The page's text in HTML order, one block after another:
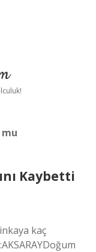
Kaybetti
kaç